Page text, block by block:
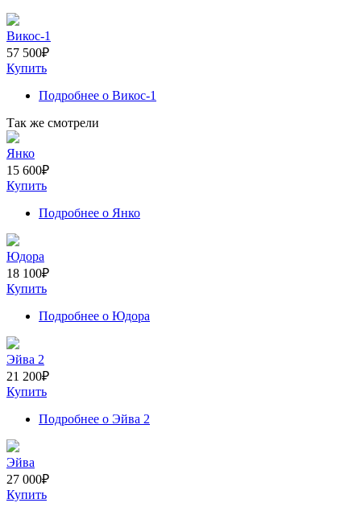
Викос-1
57 500₽
Купить
Подробнее о Викос-1
Так же смотрели
Янко
15 600₽
Купить
Подробнее о Янко
Юдора
18 100₽
Купить
Подробнее о Юдора
Эйва 2
21 200₽
Купить
Подробнее о Эйва 2
Эйва
27 000₽
Купить